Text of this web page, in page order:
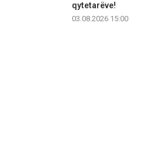
qytetarëve!
03.08.2026 15:00